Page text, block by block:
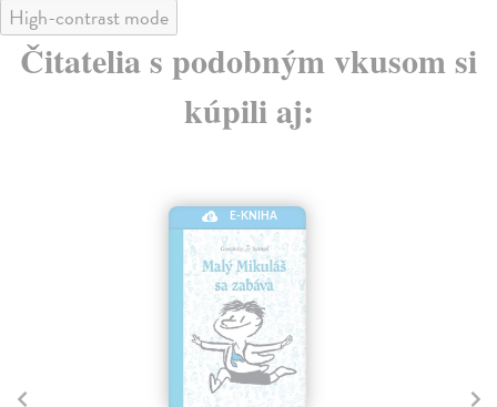
High-contrast mode
Čitatelia s podobným vkusom si
kúpili aj:
E-KNIHA